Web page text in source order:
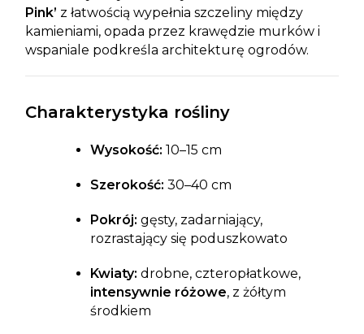
Pink’ z łatwością wypełnia szczeliny między
kamieniami, opada przez krawędzie murków i
wspaniale podkreśla architekturę ogrodów.
Charakterystyka rośliny
Wysokość: 10–15 cm
Szerokość: 30–40 cm
Pokrój: gęsty, zadarniający,
rozrastający się poduszkowato
Kwiaty: drobne, czteropłatkowe,
intensywnie różowe, z żółtym
środkiem